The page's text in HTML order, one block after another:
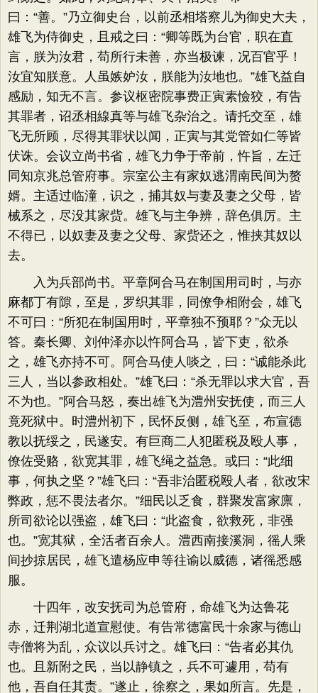
曰：“善。”乃立御史台，以前丞相塔察儿为御史大夫，
雄飞为侍御史，且戒之曰：“卿等既为台官，职在直
言，朕为汝君，苟所行未善，亦当极谏，况百官乎！
汝宜知朕意。人虽嫉妒汝，朕能为汝地也。”雄飞益自
感励，知无不言。参议枢密院事费正寅素憸狡，有告
其罪者，诏丞相線真等与雄飞杂治之。请托交至，雄
飞无所顾，尽得其罪状以闻，正寅与其党管如仁等皆
伏诛。会议立尚书省，雄飞力争于帝前，忤旨，左迁
同知京兆总管府事。宗室公主有家奴逃渭南民间为赘
婿。主适过临潼，识之，捕其奴与妻及妻之父母，皆
械系之，尽没其家赀。雄飞与主争辨，辞色俱厉。主
不得已，以奴妻及妻之父母、家赀还之，惟挟其奴以
去。
入为兵部尚书。平章阿合马在制国用司时，与亦
麻都丁有隙，至是，罗织其罪，同僚争相附会，雄飞
不可曰：“所犯在制国用时，平章独不预耶？”众无以
答。秦长卿、刘仲泽亦以忤阿合马，皆下吏，欲杀
之，雄飞亦持不可。阿合马使人啖之，曰：“诚能杀此
三人，当以参政相处。”雄飞曰：“杀无罪以求大官，吾
不为也。”阿合马怒，奏出雄飞为澧州安抚使，而三人
竟死狱中。时澧州初下，民怀反侧，雄飞至，布宣德
教以抚绥之，民遂安。有巨商二人犯匿税及殴人事，
僚佐受赂，欲宽其罪，雄飞绳之益急。或曰：“此细
事，何执之坚？”雄飞曰：“吾非治匿税殴人者，欲改宋
弊政，惩不畏法者尔。”细民以乏食，群聚发富家廪，
所司欲论以强盗，雄飞曰：“此盗食，欲救死，非强
也。”宽其狱，全活者百余人。澧西南接溪洞，徭人乘
间抄掠居民，雄飞遣杨应申等往谕以威德，诸徭悉感
服。
十四年，改安抚司为总管府，命雄飞为达鲁花
赤，迁荆湖北道宣慰使。有告常德富民十余家与德山
寺僧将为乱，众议以兵讨之。雄飞曰：“告者必其仇
也。且新附之民，当以静镇之，兵不可遽用，苟有
他，吾自任其责。”遂止，徐察之，果如所言。先是，